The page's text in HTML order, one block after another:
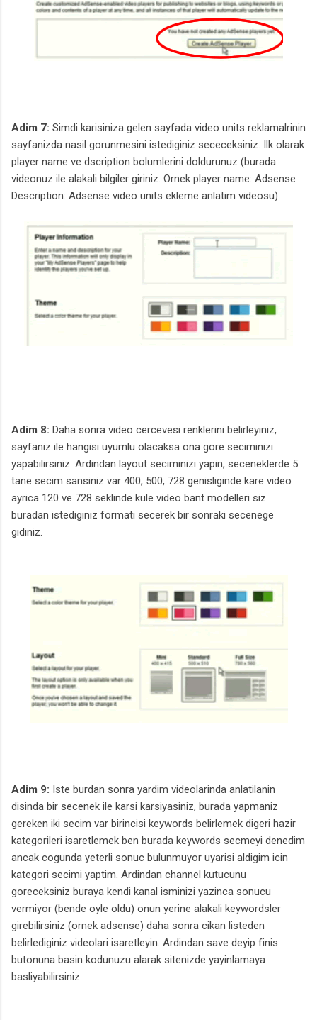
Adim 7: Simdi karisiniza gelen sayfada video units reklamalrinin
sayfanizda nasil gorunmesini istediginiz sececeksiniz. Ilk olarak
player name ve dscription bolumlerini doldurunuz (burada
videonuz ile alakali bilgiler giriniz. Ornek player name: Adsense
Description: Adsense video units ekleme anlatim videosu)
Adim 8: Daha sonra video cercevesi renklerini belirleyiniz,
sayfaniz ile hangisi uyumlu olacaksa ona gore seciminizi
yapabilirsiniz. Ardindan layout seciminizi yapin, seceneklerde 5
tane secim sansiniz var 400, 500, 728 genisliginde kare video
ayrica 120 ve 728 seklinde kule video bant modelleri siz
buradan istediginiz formati secerek bir sonraki secenege
gidiniz.
Adim 9: Iste burdan sonra yardim videolarinda anlatilanin
disinda bir secenek ile karsi karsiyasiniz, burada yapmaniz
gereken iki secim var birincisi keywords belirlemek digeri hazir
kategorileri isaretlemek ben burada keywords secmeyi denedim
ancak cogunda yeterli sonuc bulunmuyor uyarisi aldigim icin
kategori secimi yaptim. Ardindan channel kutucunu
goreceksiniz buraya kendi kanal isminizi yazinca sonucu
vermiyor (bende oyle oldu) onun yerine alakali keywordsler
girebilirsiniz (ornek adsense) daha sonra cikan listeden
belirlediginiz videolari isaretleyin. Ardindan save deyip finis
butonuna basin kodunuzu alarak sitenizde yayinlamaya
basliyabilirsiniz.